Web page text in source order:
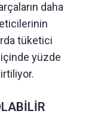
daha
tüketici
içinde yüzde